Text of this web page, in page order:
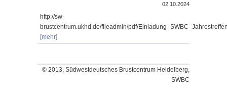
02.10.2024
http://sw-
brustcentrum.ukhd.de/fileadmin/pdf/
[mehr]
© 2013, Südwestdeutsches Brustcentrum Heidelberg,
SWBC